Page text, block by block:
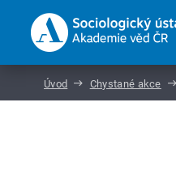
Úvod Chystané akce